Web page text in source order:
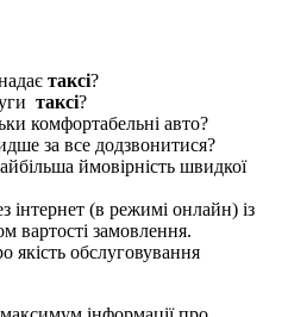
таксі?
таксі?
комфортабельні авто?
за все додзвонитися?
ймовірність швидкої
інтернет (в режимі онлайн) із
вартості замовлення.
якість обслуговування